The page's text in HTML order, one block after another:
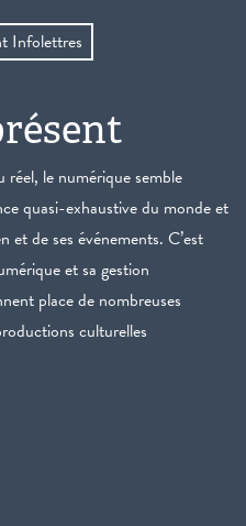
Infolettres
réel, le numérique semble
quasi-exhaustive du monde et
et de ses événements. C’est
et sa gestion
place de nombreuses
culturelles